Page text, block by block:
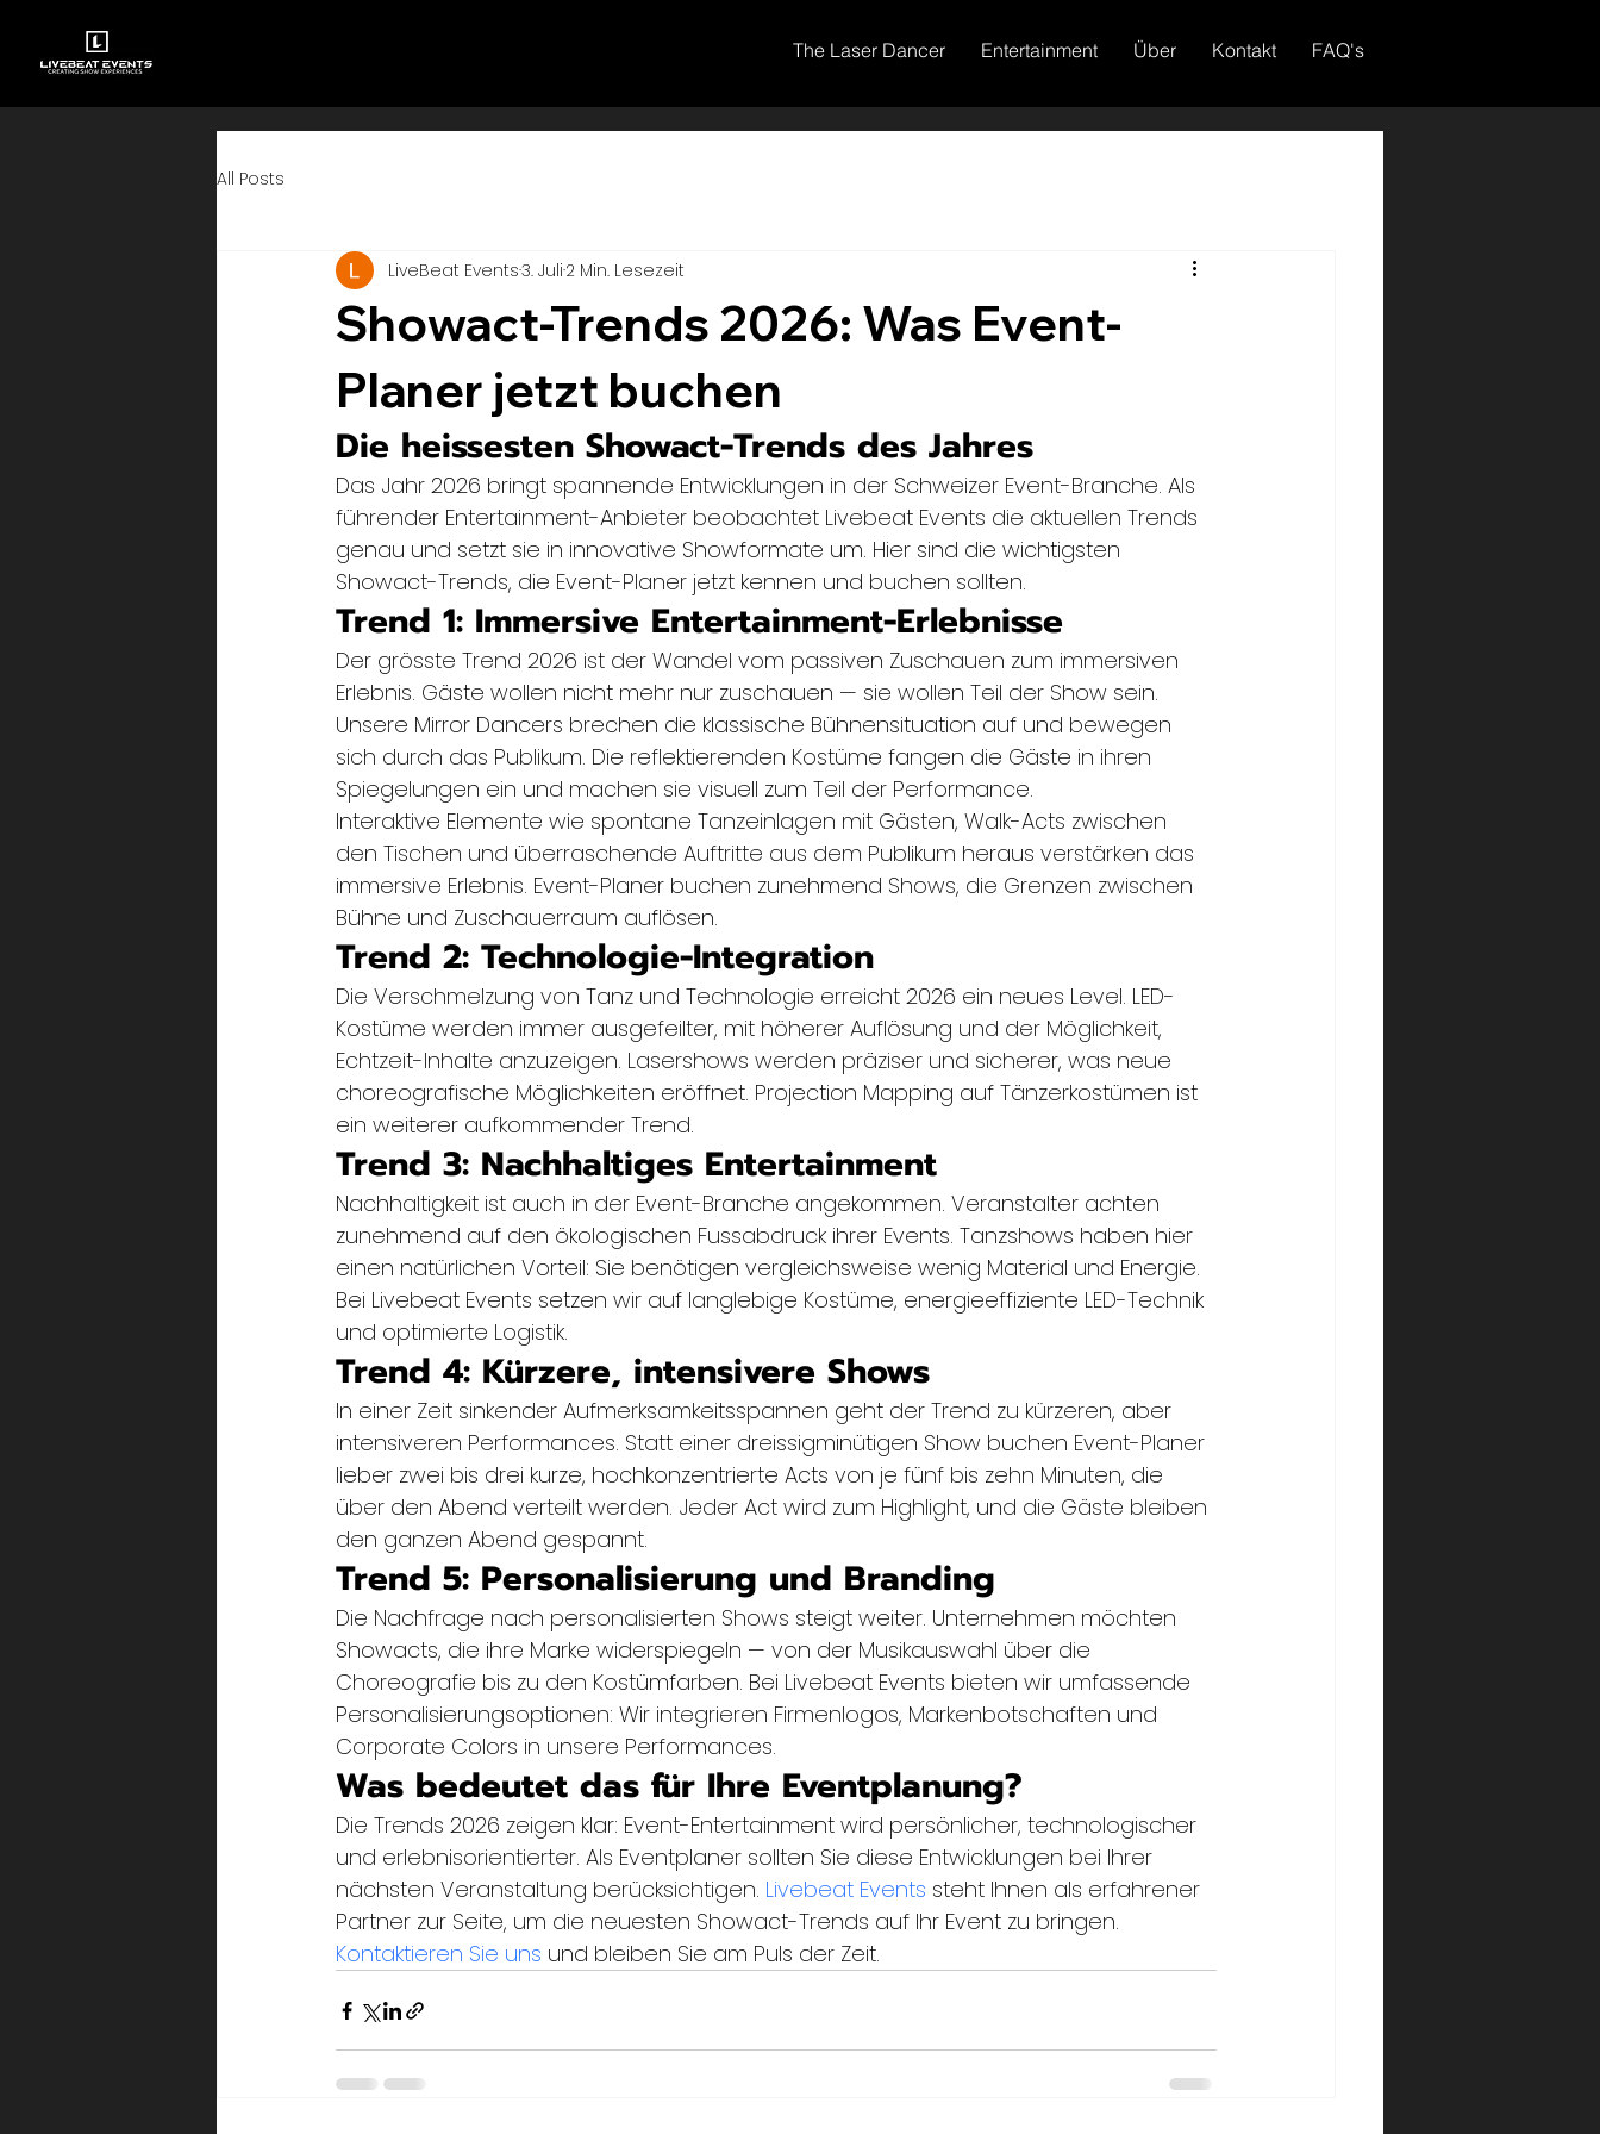
The Laser Dancer Entertainment Über Kontakt FAQ's
All Posts
Showact-Trends 2026: Was Event-
Planer jetzt buchen
LiveBeat Events3. Juli 2 Min. Lesezeit
Die heissesten Showact-Trends des Jahres
Das Jahr 2026 bringt spannende Entwicklungen in der Schweizer Event-Branche. Als
führender Entertainment-Anbieter beobachtet Livebeat Events die aktuellen Trends
genau und setzt sie in innovative Showformate um. Hier sind die wichtigsten
Showact-Trends, die Event-Planer jetzt kennen und buchen sollten.
Trend 1: Immersive Entertainment-Erlebnisse
Der grösste Trend 2026 ist der Wandel vom passiven Zuschauen zum immersiven
Erlebnis. Gäste wollen nicht mehr nur zuschauen — sie wollen Teil der Show sein.
Unsere Mirror Dancers brechen die klassische Bühnensituation auf und bewegen
sich durch das Publikum. Die reflektierenden Kostüme fangen die Gäste in ihren
Spiegelungen ein und machen sie visuell zum Teil der Performance.
Interaktive Elemente wie spontane Tanzeinlagen mit Gästen, Walk-Acts zwischen
den Tischen und überraschende Auftritte aus dem Publikum heraus verstärken das
immersive Erlebnis. Event-Planer buchen zunehmend Shows, die Grenzen zwischen
Bühne und Zuschauerraum auflösen.
Trend 2: Technologie-Integration
Die Verschmelzung von Tanz und Technologie erreicht 2026 ein neues Level. LED-
Kostüme werden immer ausgefeilter, mit höherer Auflösung und der Möglichkeit,
Echtzeit-Inhalte anzuzeigen. Lasershows werden präziser und sicherer, was neue
choreografische Möglichkeiten eröffnet. Projection Mapping auf Tänzerkostümen ist
ein weiterer aufkommender Trend.
Trend 3: Nachhaltiges Entertainment
Nachhaltigkeit ist auch in der Event-Branche angekommen. Veranstalter achten
zunehmend auf den ökologischen Fussabdruck ihrer Events. Tanzshows haben hier
einen natürlichen Vorteil: Sie benötigen vergleichsweise wenig Material und Energie.
Bei Livebeat Events setzen wir auf langlebige Kostüme, energieeffiziente LED-Technik
und optimierte Logistik.
Trend 4: Kürzere, intensivere Shows
In einer Zeit sinkender Aufmerksamkeitsspannen geht der Trend zu kürzeren, aber
intensiveren Performances. Statt einer dreissigminütigen Show buchen Event-Planer
lieber zwei bis drei kurze, hochkonzentrierte Acts von je fünf bis zehn Minuten, die
über den Abend verteilt werden. Jeder Act wird zum Highlight, und die Gäste bleiben
den ganzen Abend gespannt.
Trend 5: Personalisierung und Branding
Die Nachfrage nach personalisierten Shows steigt weiter. Unternehmen möchten
Showacts, die ihre Marke widerspiegeln — von der Musikauswahl über die
Choreografie bis zu den Kostümfarben. Bei Livebeat Events bieten wir umfassende
Personalisierungsoptionen: Wir integrieren Firmenlogos, Markenbotschaften und
Corporate Colors in unsere Performances.
Was bedeutet das für Ihre Eventplanung?
Die Trends 2026 zeigen klar: Event-Entertainment wird persönlicher, technologischer
und erlebnisorientierter. Als Eventplaner sollten Sie diese Entwicklungen bei Ihrer
nächsten Veranstaltung berücksichtigen. Livebeat Events steht Ihnen als erfahrener
Partner zur Seite, um die neuesten Showact-Trends auf Ihr Event zu bringen.
Kontaktieren Sie uns und bleiben Sie am Puls der Zeit.